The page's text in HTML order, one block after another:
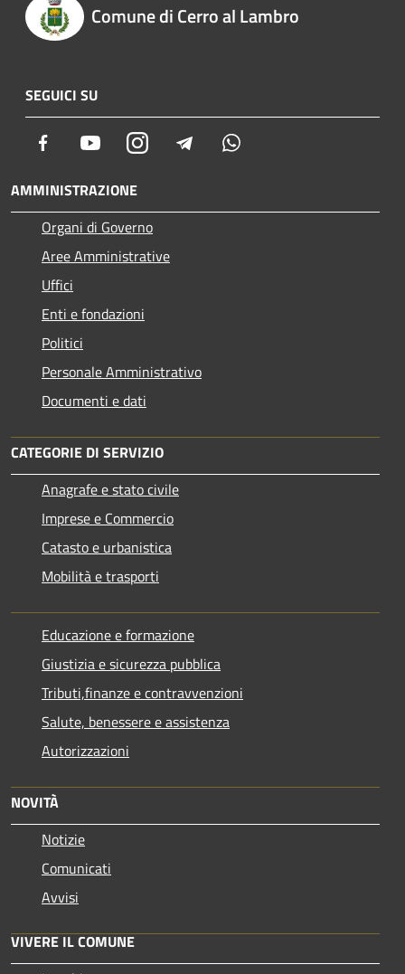
Comune di Cerro al Lambro
SEGUICI SU
Facebook YoutubeInstagram Telegram
AMMINISTRAZIONE
Organi di Governo
Aree Amministrative
Uffici
Enti e fondazioni
Politici
Personale Amministrativo
Documenti e dati
CATEGORIE DI SERVIZIO
Anagrafe e stato civile
Imprese e Commercio
Catasto e urbanistica
Mobilità e trasporti
Educazione e formazione
Giustizia e sicurezza pubblica
Tributi,finanze e contravvenzioni
Salute, benessere e assistenza
Autorizzazioni
NOVITÀ
Notizie
Comunicati
Avvisi
VIVERE IL COMUNE